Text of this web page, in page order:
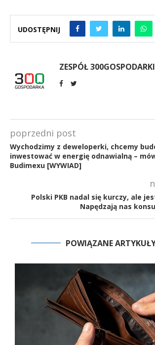
UDOSTĘPNIJ
ZESPÓŁ 300GOSPODARKI
poprzedni post
Wychodzimy z deweloperki, chcemy
inwestować w energię odnawialną –
Budimexu [WYWIAD]
Polski PKB nadal się kurczy, ale
Napędzają nas
POWIĄZANE